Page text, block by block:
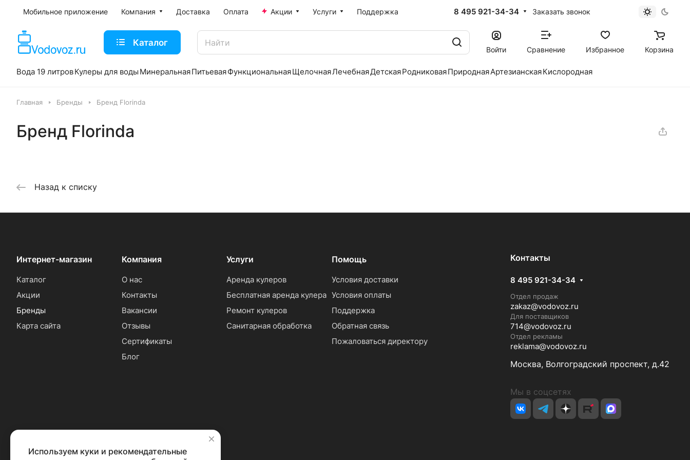
Мобильное приложение Компания Доставка Оплата Акции Услуги Поддержка 8 495 921-34-34 Заказать звонок
Каталог
Войти Сравнение Избранное Корзина
Вода 19 литровКулеры для воды МинеральнаяПитьеваяФункциональнаяЩелочнаяЛечебнаяДетскаяРодниковаяПрироднаяАртезианскаяКислородная
Главная Бренды Бренд Florinda
Бренд Florinda
Назад к списку
Интернет-магазин
Каталог
Акции
Бренды
Карта сайта
Компания
О нас
Контакты
Вакансии
Отзывы
Сертификаты
Блог
Услуги
Аренда кулеров
Бесплатная аренда кулера
Ремонт кулеров
Санитарная обработка
Помощь
Условия доставки
Условия оплаты
Поддержка
Обратная связь
Пожаловаться директору
Контакты
8 495 921-34-34
Отдел продаж
zakaz@vodovoz.ru
Для поставщиков
714@vodovoz.ru
Отдел рекламы
reklama@vodovoz.ru
Москва, Волгоградский проспект, д.42
Мы в соцсетях
✕
Используем куки и рекомендательные